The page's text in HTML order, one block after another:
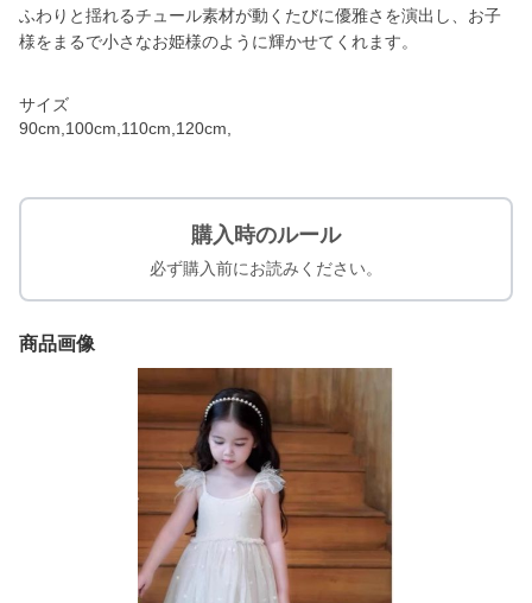
ふわりと揺れるチュール素材が動くたびに優雅さを演出し、お子
様をまるで小さなお姫様のように輝かせてくれます。
サイズ
90cm,100cm,110cm,120cm,
購入時のルール
必ず購入前にお読みください。
商品画像